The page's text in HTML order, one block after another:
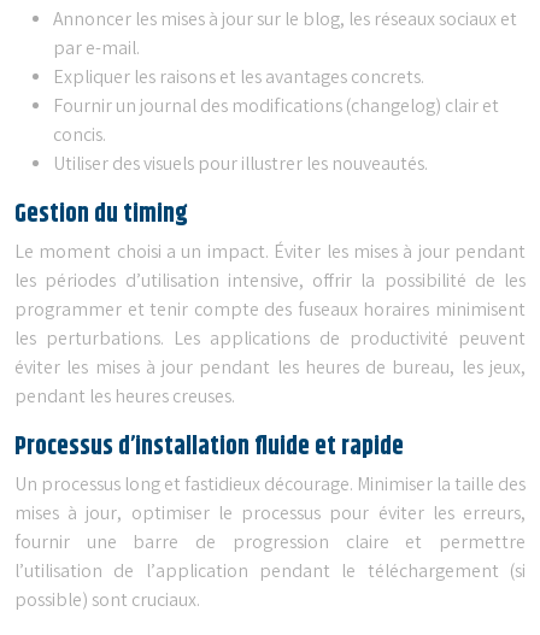
Annoncer les mises à jour sur le blog, les réseaux sociaux et
par e-mail.
Expliquer les raisons et les avantages concrets.
Fournir un journal des modifications (changelog) clair et
concis.
Utiliser des visuels pour illustrer les nouveautés.
Gestion du timing
Le moment choisi a un impact. Éviter les mises à jour pendant
les périodes d’utilisation intensive, offrir la possibilité de les
programmer et tenir compte des fuseaux horaires minimisent
les perturbations. Les applications de productivité peuvent
éviter les mises à jour pendant les heures de bureau, les jeux,
pendant les heures creuses.
Processus d’installation fluide et rapide
Un processus long et fastidieux décourage. Minimiser la taille des
mises à jour, optimiser le processus pour éviter les erreurs,
fournir une barre de progression claire et permettre
l’utilisation de l’application pendant le téléchargement (si
possible) sont cruciaux.